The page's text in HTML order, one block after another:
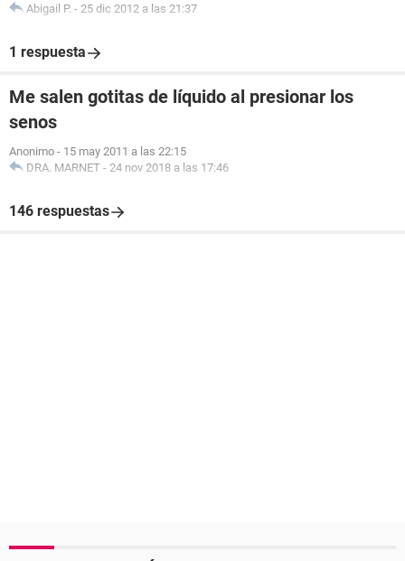
Abigail P. - 25 dic 2012 a las 21:37
1 respuesta
Me salen gotitas de líquido al presionar los
senos
Anonimo - 15 may 2011 a las 22:15
DRA. MARNET - 24 nov 2018 a las 17:46
146 respuestas